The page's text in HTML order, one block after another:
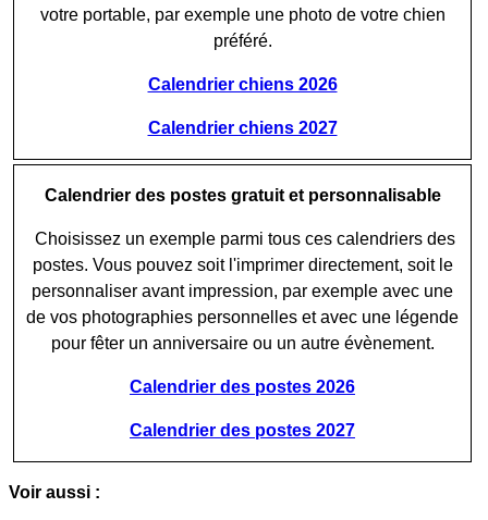
votre portable, par exemple une photo de votre chien
préféré.
Calendrier chiens 2026
Calendrier chiens 2027
Calendrier des postes gratuit et personnalisable
Choisissez un exemple parmi tous ces calendriers des
postes. Vous pouvez soit l'imprimer directement, soit le
personnaliser avant impression, par exemple avec une
de vos photographies personnelles et avec une légende
pour fêter un anniversaire ou un autre évènement.
Calendrier des postes 2026
Calendrier des postes 2027
Voir aussi :